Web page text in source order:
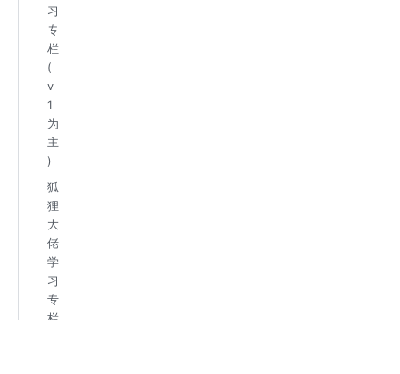
习
专
栏
(
v
1
为
主
)
狐
狸
大
佬
学
习
专
栏